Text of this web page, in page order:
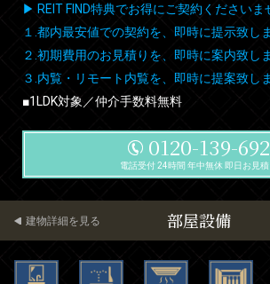
▶ REIT FIND特典でお得にご契約くださいま
１.都内最安値での契約を、即時に提示致しま
２.初期費用のお見積りを、即時に案内致しま
３.内覧・リモート内覧を、即時に提案致しま
■1LDK対象／仲介手数料無料
0120-139-692
電話受付 24時間 年中無休 即日お見積
部屋設備
建物詳細を見る